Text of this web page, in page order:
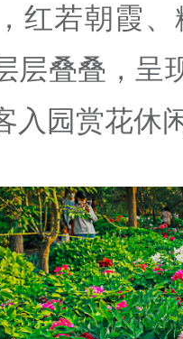
红若朝霞
层叠叠，呈
入园赏花休闲